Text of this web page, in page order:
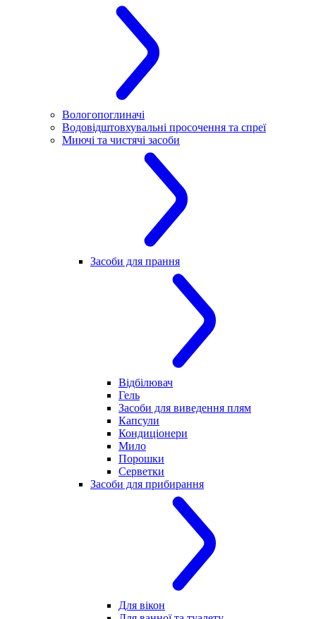
Вологопоглиначі
Водовідштовхувальні просочення та спреї
Миючі та чистячі засоби
Засоби для прання
Відбілювач
Гель
Засоби для виведення плям
Капсули
Кондиціонери
Мило
Порошки
Серветки
Засоби для прибирання
Для вікон